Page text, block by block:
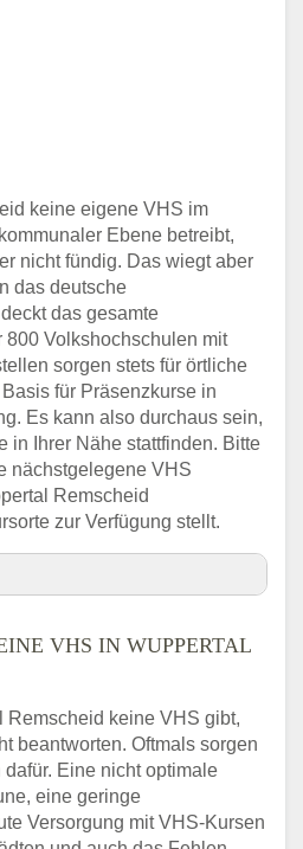
keine eigene VHS im
Ebene betreibt,
nicht fündig. Das wiegt aber
das deutsche
das gesamte
800 Volkshochschulen mit
sorgen stets für örtliche
für Präsenzkurse in
Es kann also durchaus sein,
in Ihrer Nähe stattfinden. Bitte
nächstgelegene VHS
Remscheid
zur Verfügung stellt.
VHS-Kurse in Ihrer
Region rund um
VHS IN WUPPERTAL
Remscheid keine VHS gibt,
beantworten. Oftmals sorgen
Eine nicht optimale
eine geringe
Versorgung mit VHS-Kursen